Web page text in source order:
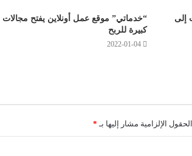
إلى
“خدماتي” موقع عمل أونلاين يفتح مجالات
كبيرة للربح
2022-01-04
الحقول الإلزامية مشار إليها بـ *